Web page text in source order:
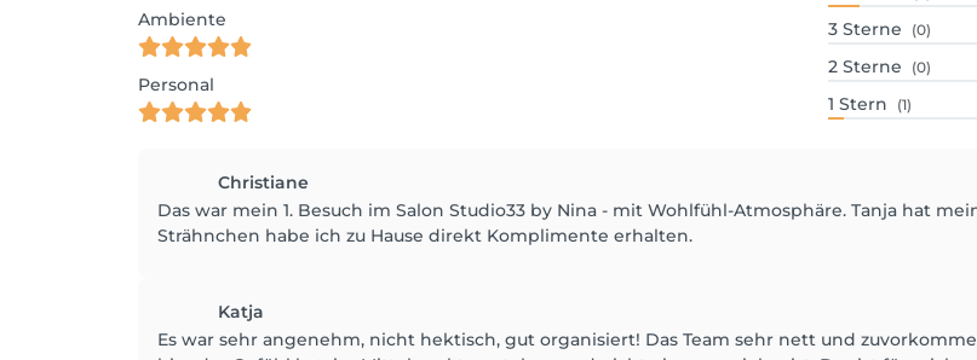
Ambiente
Personal
3 Sterne (0)
2 Sterne (0)
1 Stern (1)
Christiane
Das war mein 1. Besuch im Salon Studio33 by Nina - mit Wohlfühl-Atmosphäre. Tanja hat
Strähnchen habe ich zu Hause direkt Komplimente erhalten.
Katja
Es war sehr angenehm, nicht hektisch, gut organisiert! Das Team sehr nett und